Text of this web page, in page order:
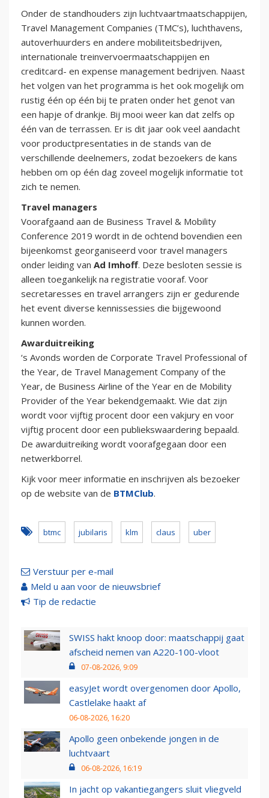
Onder de standhouders zijn luchtvaartmaatschappijen,
Travel Management Companies (TMC’s), luchthavens,
autoverhuurders en andere mobiliteitsbedrijven,
internationale treinvervoermaatschappijen en
creditcard- en expense management bedrijven. Naast
het volgen van het programma is het ook mogelijk om
rustig één op één bij te praten onder het genot van
een hapje of drankje. Bij mooi weer kan dat zelfs op
één van de terrassen. Er is dit jaar ook veel aandacht
voor productpresentaties in de stands van de
verschillende deelnemers, zodat bezoekers de kans
hebben om op één dag zoveel mogelijk informatie tot
zich te nemen.
Travel managers
Voorafgaand aan de Business Travel & Mobility
Conference 2019 wordt in de ochtend bovendien een
bijeenkomst georganiseerd voor travel managers
onder leiding van Ad Imhoff. Deze besloten sessie is
alleen toegankelijk na registratie vooraf. Voor
secretaresses en travel arrangers zijn er gedurende
het event diverse kennissessies die bijgewoond
kunnen worden.
Awarduitreiking
‘s Avonds worden de Corporate Travel Professional of
the Year, de Travel Management Company of the
Year, de Business Airline of the Year en de Mobility
Provider of the Year bekendgemaakt. Wie dat zijn
wordt voor vijftig procent door een vakjury en voor
vijftig procent door een publiekswaardering bepaald.
De awarduitreiking wordt voorafgegaan door een
netwerkborrel.
Kijk voor meer informatie en inschrijven als bezoeker
op de website van de BTMClub.
btmc jubilaris klm claus uber
Verstuur per e-mail
Meld u aan voor de nieuwsbrief
Tip de redactie
SWISS hakt knoop door: maatschappij gaat
afscheid nemen van A220-100-vloot
07-08-2026, 9:09
easyJet wordt overgenomen door Apollo,
Castlelake haakt af
06-08-2026, 16:20
Apollo geen onbekende jongen in de
luchtvaart
06-08-2026, 16:19
In jacht op vakantiegangers sluit vliegveld